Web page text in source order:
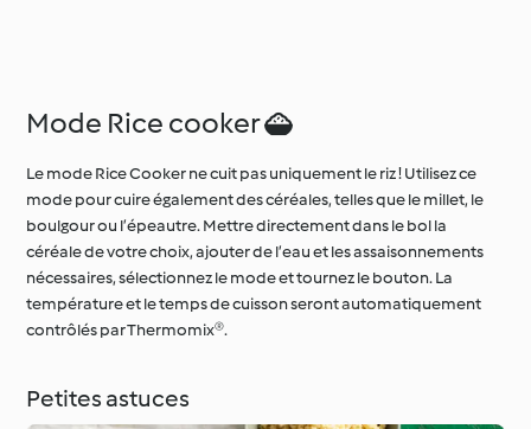
Mode Rice cooker 
Le mode Rice Cooker ne cuit pas uniquement le riz ! Utilisez ce
mode pour cuire également des céréales, telles que le millet, le
boulgour ou l’épeautre. Mettre directement dans le bol la
céréale de votre choix, ajouter de l’eau et les assaisonnements
nécessaires, sélectionnez le mode et tournez le bouton. La
température et le temps de cuisson seront automatiquement
contrôlés par Thermomix®.
Petites astuces